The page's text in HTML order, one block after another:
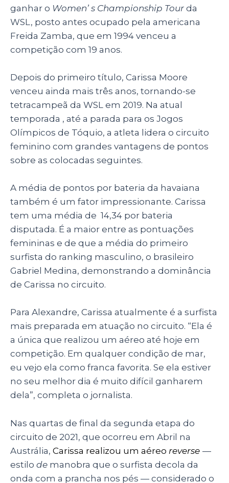
ganhar o Women’ s Championship Tour da
WSL, posto antes ocupado pela americana
Freida Zamba, que em 1994 venceu a
competição com 19 anos.
Depois do primeiro título, Carissa Moore
venceu ainda mais três anos, tornando-se
tetracampeã da WSL em 2019. Na atual
temporada , até a parada para os Jogos
Olímpicos de Tóquio, a atleta lidera o circuito
feminino com grandes vantagens de pontos
sobre as colocadas seguintes.
A média de pontos por bateria da havaiana
também é um fator impressionante. Carissa
tem uma média de 14,34 por bateria
disputada. É a maior entre as pontuações
femininas e de que a média do primeiro
surfista do ranking masculino, o brasileiro
Gabriel Medina, demonstrando a dominância
de Carissa no circuito.
Para Alexandre, Carissa atualmente é a surfista
mais preparada em atuação no circuito. “Ela é
a única que realizou um aéreo até hoje em
competição. Em qualquer condição de mar,
eu vejo ela como franca favorita. Se ela estiver
no seu melhor dia é muito difícil ganharem
dela”, completa o jornalista.
Nas quartas de final da segunda etapa do
circuito de 2021, que ocorreu em Abril na
Austrália, Carissa realizou um aéreo reverse —
estilo de manobra que o surfista decola da
onda com a prancha nos pés — considerado o